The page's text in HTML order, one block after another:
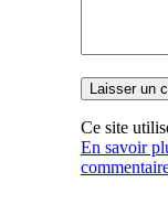
Ce site
En savoir